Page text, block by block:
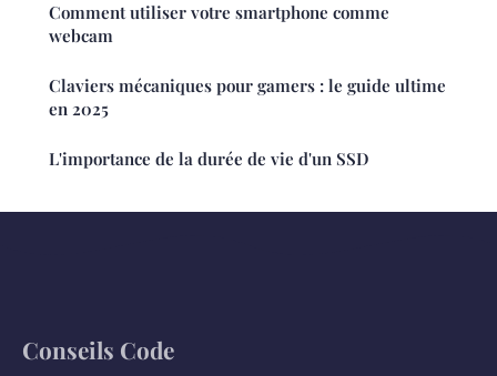
Comment utiliser votre smartphone comme
webcam
Claviers mécaniques pour gamers : le guide ultime
en 2025
L'importance de la durée de vie d'un SSD
Conseils Code